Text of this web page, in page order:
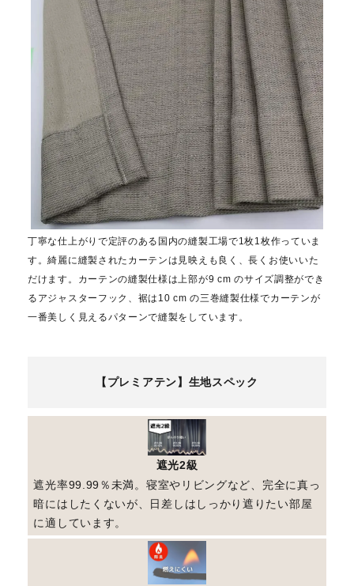
丁寧な仕上がりで定評のある国内の縫製工場で1枚1枚作っていま
す。綺麗に縫製されたカーテンは見映えも良く、長くお使いいた
だけます。カーテンの縫製仕様は上部が9 cm のサイズ調整ができ
るアジャスターフック、裾は10 cm の三巻縫製仕様でカーテンが
一番美しく見えるパターンで縫製をしています。
【プレミアテン】生地スペック
遮光2級
遮光率99.99％未満。寝室やリビングなど、完全に真っ
暗にはしたくないが、日差しはしっかり遮りたい部屋
に適しています。